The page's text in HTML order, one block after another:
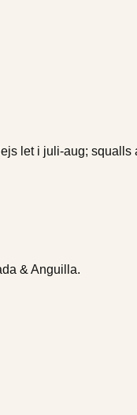
let i juli-aug; squalls
& Anguilla.